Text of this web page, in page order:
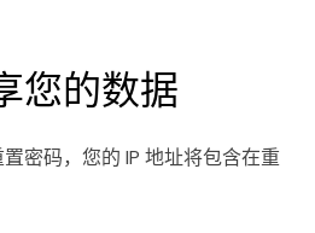
您的数据
密码，您的 IP 地址将包含在重